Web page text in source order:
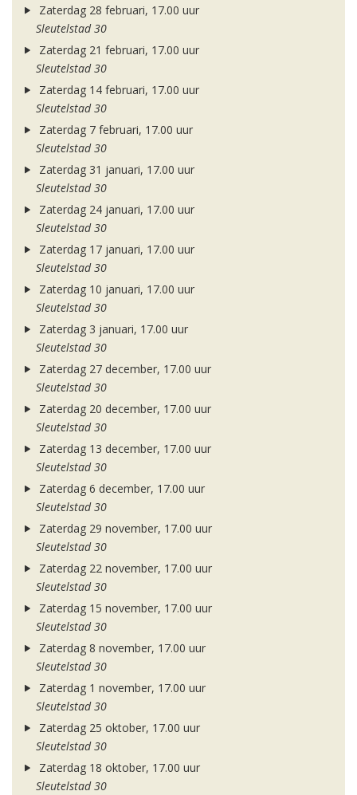
Zaterdag 28 februari, 17.00 uur
Sleutelstad 30
Zaterdag 21 februari, 17.00 uur
Sleutelstad 30
Zaterdag 14 februari, 17.00 uur
Sleutelstad 30
Zaterdag 7 februari, 17.00 uur
Sleutelstad 30
Zaterdag 31 januari, 17.00 uur
Sleutelstad 30
Zaterdag 24 januari, 17.00 uur
Sleutelstad 30
Zaterdag 17 januari, 17.00 uur
Sleutelstad 30
Zaterdag 10 januari, 17.00 uur
Sleutelstad 30
Zaterdag 3 januari, 17.00 uur
Sleutelstad 30
Zaterdag 27 december, 17.00 uur
Sleutelstad 30
Zaterdag 20 december, 17.00 uur
Sleutelstad 30
Zaterdag 13 december, 17.00 uur
Sleutelstad 30
Zaterdag 6 december, 17.00 uur
Sleutelstad 30
Zaterdag 29 november, 17.00 uur
Sleutelstad 30
Zaterdag 22 november, 17.00 uur
Sleutelstad 30
Zaterdag 15 november, 17.00 uur
Sleutelstad 30
Zaterdag 8 november, 17.00 uur
Sleutelstad 30
Zaterdag 1 november, 17.00 uur
Sleutelstad 30
Zaterdag 25 oktober, 17.00 uur
Sleutelstad 30
Zaterdag 18 oktober, 17.00 uur
Sleutelstad 30